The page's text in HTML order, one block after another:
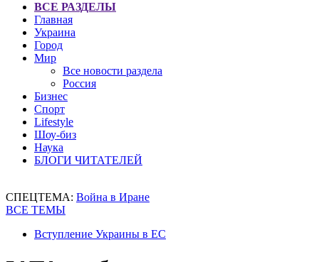
ВСЕ РАЗДЕЛЫ
Главная
Украина
Город
Мир
Все новости раздела
Россия
Бизнес
Спорт
Lifestyle
Шоу-биз
Наука
БЛОГИ ЧИТАТЕЛЕЙ
СПЕЦТЕМА: Война в Иране
ВСЕ ТЕМЫ
Вступление Украины в ЕС